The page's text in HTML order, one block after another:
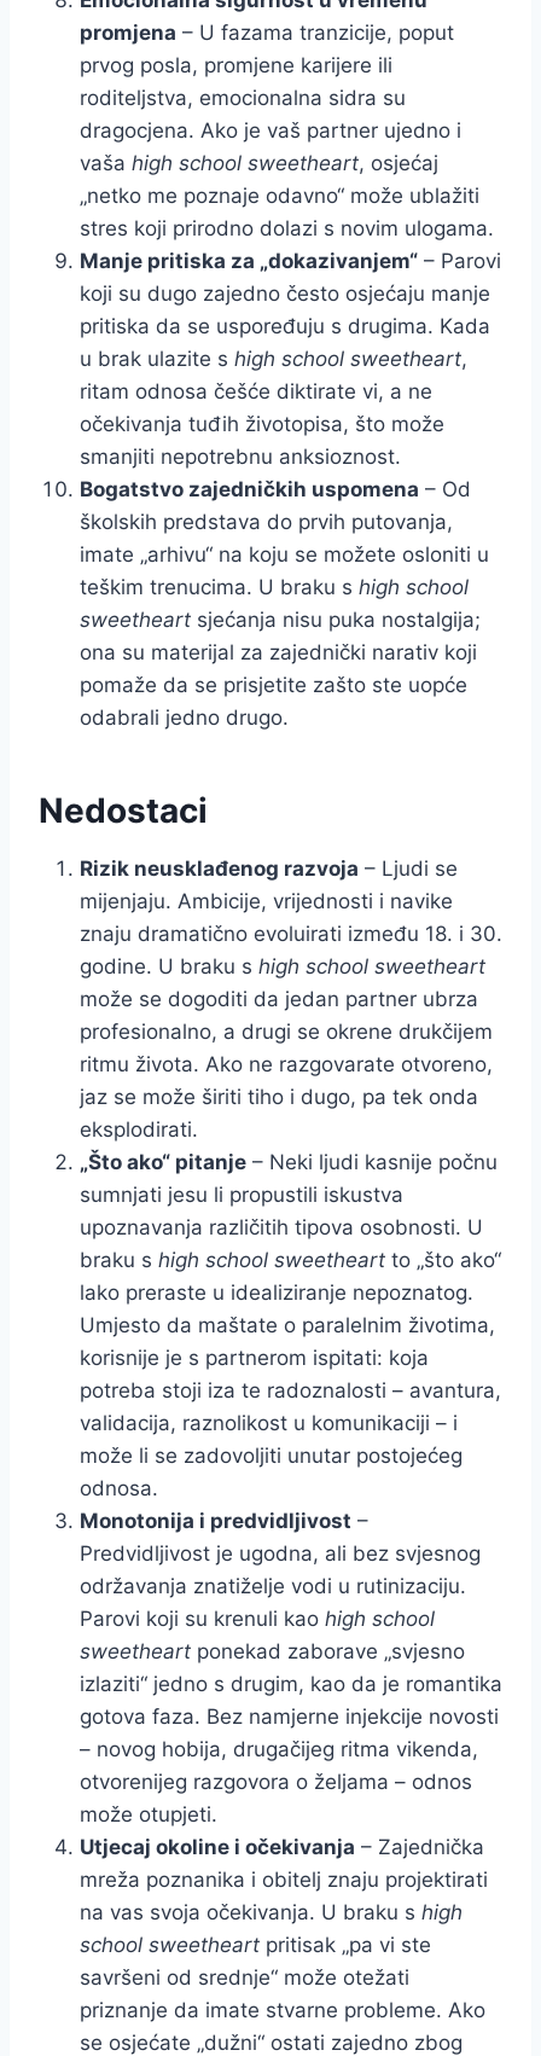
promjena – U fazama tranzicije, poput
prvog posla, promjene karijere ili
roditeljstva, emocionalna sidra su
dragocjena. Ako je vaš partner ujedno i
vaša high school sweetheart, osjećaj
„netko me poznaje odavno“ može ublažiti
stres koji prirodno dolazi s novim ulogama.
Manje pritiska za „dokazivanjem“ – Parovi
koji su dugo zajedno često osjećaju manje
pritiska da se uspoređuju s drugima. Kada
u brak ulazite s high school sweetheart,
ritam odnosa češće diktirate vi, a ne
očekivanja tuđih životopisa, što može
smanjiti nepotrebnu anksioznost.
Bogatstvo zajedničkih uspomena – Od
školskih predstava do prvih putovanja,
imate „arhivu“ na koju se možete osloniti u
teškim trenucima. U braku s high school
sweetheart sjećanja nisu puka nostalgija;
ona su materijal za zajednički narativ koji
pomaže da se prisjetite zašto ste uopće
odabrali jedno drugo.
Nedostaci
Rizik neusklađenog razvoja – Ljudi se
mijenjaju. Ambicije, vrijednosti i navike
znaju dramatično evoluirati između 18. i 30.
godine. U braku s high school sweetheart
može se dogoditi da jedan partner ubrza
profesionalno, a drugi se okrene drukčijem
ritmu života. Ako ne razgovarate otvoreno,
jaz se može širiti tiho i dugo, pa tek onda
eksplodirati.
„Što ako“ pitanje – Neki ljudi kasnije počnu
sumnjati jesu li propustili iskustva
upoznavanja različitih tipova osobnosti. U
braku s high school sweetheart to „što ako“
lako preraste u idealiziranje nepoznatog.
Umjesto da maštate o paralelnim životima,
korisnije je s partnerom ispitati: koja
potreba stoji iza te radoznalosti – avantura,
validacija, raznolikost u komunikaciji – i
može li se zadovoljiti unutar postojećeg
odnosa.
Monotonija i predvidljivost –
Predvidljivost je ugodna, ali bez svjesnog
održavanja znatiželje vodi u rutinizaciju.
Parovi koji su krenuli kao high school
sweetheart ponekad zaborave „svjesno
izlaziti“ jedno s drugim, kao da je romantika
gotova faza. Bez namjerne injekcije novosti
– novog hobija, drugačijeg ritma vikenda,
otvorenijeg razgovora o željama – odnos
može otupjeti.
Utjecaj okoline i očekivanja – Zajednička
mreža poznanika i obitelj znaju projektirati
na vas svoja očekivanja. U braku s high
school sweetheart pritisak „pa vi ste
savršeni od srednje“ može otežati
priznanje da imate stvarne probleme. Ako
se osjećate „dužni“ ostati zajedno zbog